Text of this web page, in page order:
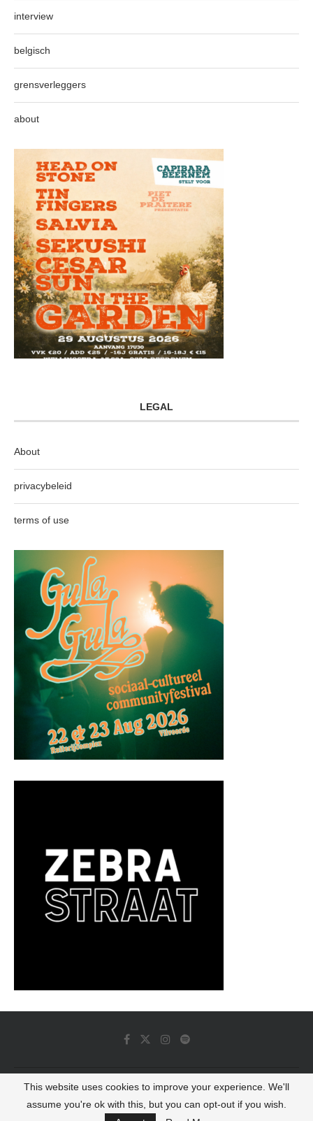
interview
belgisch
grensverleggers
about
LEGAL
About
privacybeleid
terms of use
© 2022 - Luminous Dash All Rights Reserved
This website uses cookies to improve your experience. We'll
assume you're ok with this, but you can opt-out if you wish.